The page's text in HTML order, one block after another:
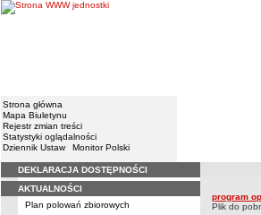
Strona główna
Mapa Biuletynu
Rejestr zmian treści
Statystyki oglądalności
Dziennik Ustaw
Monitor Polski
Menu
DEKLARACJA DOSTĘPNOŚCI
AKTUALNOŚCI
Plan polowań zbiorowych
program
Plik do